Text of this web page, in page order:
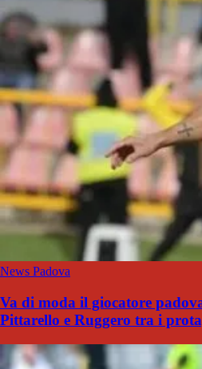
News Padova
Va di moda il giocatore
Pittarello e Ruggero tra i